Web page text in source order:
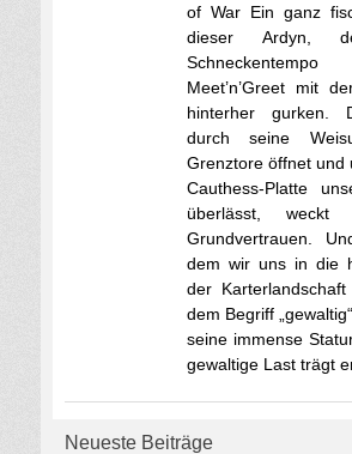
of War Ein ganz
dieser Ardyn,
Meet’n’Greet mit
hinterher gurken.
durch seine
Grenztore öffnet und
Cauthess-Platte
überlässt, weckt
Grundvertrauen.
dem wir uns in die
der
dem Begriff
seine immense
gewaltige Last trägt
Neueste Beiträge